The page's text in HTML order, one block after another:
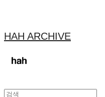
HAH ARCHIVE